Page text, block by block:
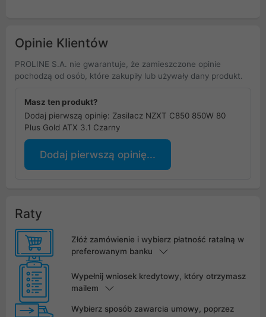
Opinie Klientów
PROLINE S.A. nie gwarantuje, że zamieszczone opinie
pochodzą od osób, które zakupiły lub używały dany produkt.
Masz ten produkt?
Dodaj pierwszą opinię: Zasilacz NZXT C850 850W 80
Plus Gold ATX 3.1 Czarny
Dodaj pierwszą opinię...
Raty
Złóż zamówienie i wybierz płatność ratalną w
preferowanym banku
Wypełnij wniosek kredytowy, który otrzymasz
mailem
Wybierz sposób zawarcia umowy, poprzez